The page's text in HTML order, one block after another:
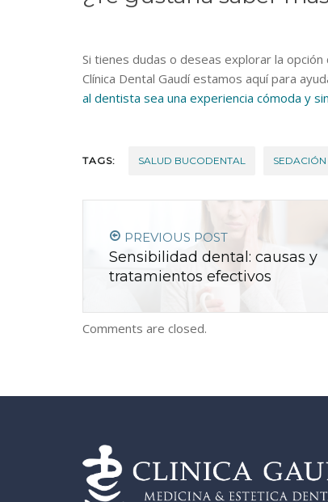
Si tienes dudas o deseas explorar la
Clínica Dental Gaudí estamos aquí para
al dentista sea una experiencia cómoda y
TAGS: SALUD BUCODENTAL
PREVIOUS POST
Sensibilidad dental: causas y
tratamientos efectivos
Comments are closed.